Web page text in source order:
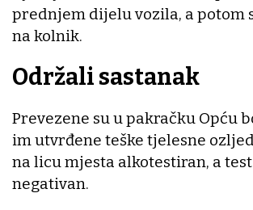
prednjem dijelu vozila, a potom
na kolnik.
Održali sastanak
Prevezene su u pakračku Opću
im utvrđene teške tjelesne
na licu mjesta alkotestiran, a
negativan.